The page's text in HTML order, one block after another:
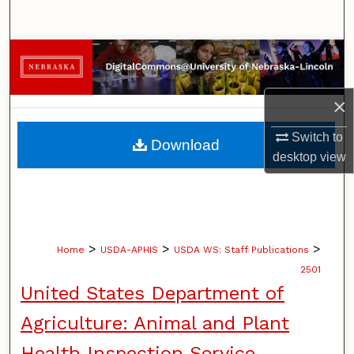
×
Switch to
desktopview
Browse Collections
My Account
About
Digital Commons Network™
Home > USDA-APHIS > USDA WS: Staff Publications >
2501
United States Department of
Agriculture: Animal and Plant
Download